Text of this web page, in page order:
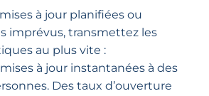
mises à jour planifiées ou
imprévus, transmettez les
au plus vite :
à jour instantanées à des
Des taux d’ouverture